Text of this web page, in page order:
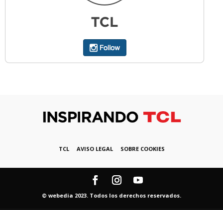
TCL AVISO LEGAL SOBRE COOKIES
© webedia 2023. Todos los derechos reservados.